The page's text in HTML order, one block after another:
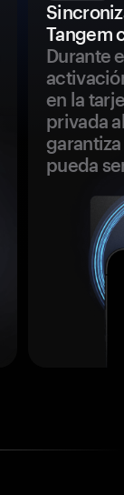
Tangem
Durante
en la
privada
pueda